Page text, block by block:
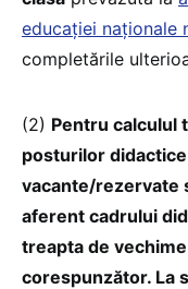
educației naționale
completările
(2) Pentru calculul
posturilor
vacante/rezervate
aferent cadrului
treapta de
corespunzător. La